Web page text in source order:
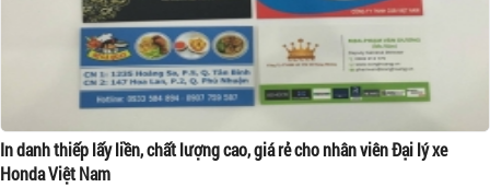
In danh thiếp lấy liền, chất lượng cao, giá rẻ cho nhân viên Đại lý xe
Honda Việt Nam